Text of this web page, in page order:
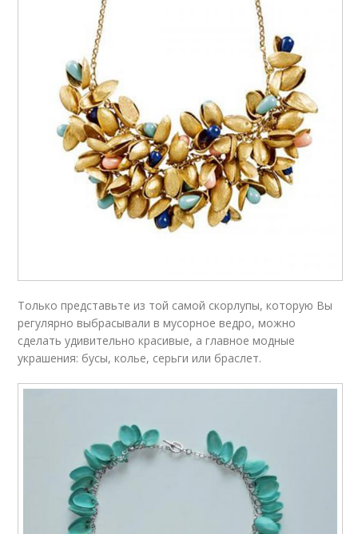
Только представьте из той самой скорлупы, которую Вы
регулярно выбрасывали в мусорное ведро, можно
сделать удивительно красивые, а главное модные
украшения: бусы, колье, серьги или браслет.